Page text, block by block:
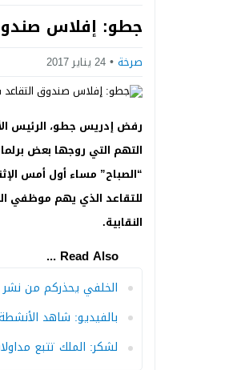
جطو: إفلاس صندوق
صرخة 24 يناير 2017
رفض إدريس جطو، الرئيس
التهم التي روجها بعض
“الصباح” مساء أول أمس
للتقاعد الذي يهم موظفي
النقابية.
Read Also ...
الخلفي يحذركم من نشر
بالفيديو: شاهد
لشكر: الملك تتبع